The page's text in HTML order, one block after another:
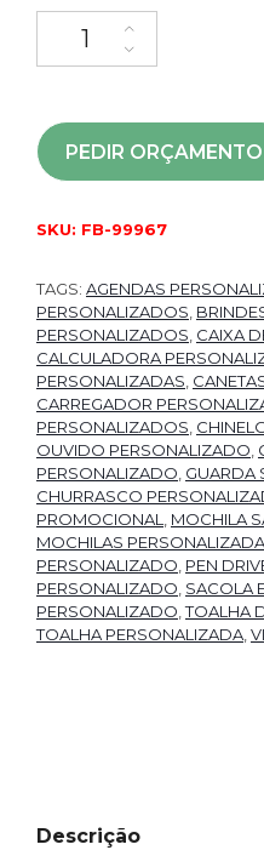
PEDIR ORÇAMENTO
SKU: FB-99967
TAGS: AGENDAS
PERSONALIZADOS,
PERSONALIZADOS, CAIXA
CALCULADORA
PERSONALIZADAS,
CARREGADOR
PERSONALIZADOS,
OUVIDO PERSONALIZADO,
PERSONALIZADO, GUARDA
CHURRASCO
PROMOCIONAL, MOCHILA
MOCHILAS
PERSONALIZADO, PEN
PERSONALIZADO, SACOLA
PERSONALIZADO,TOALHA
TOALHA PERSONALIZADA,
Descrição